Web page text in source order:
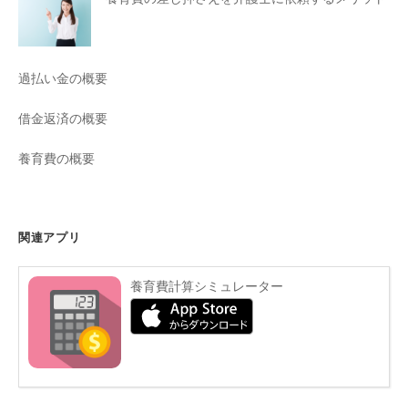
過払い金の概要
借金返済の概要
養育費の概要
関連アプリ
養育費計算シミュレーター